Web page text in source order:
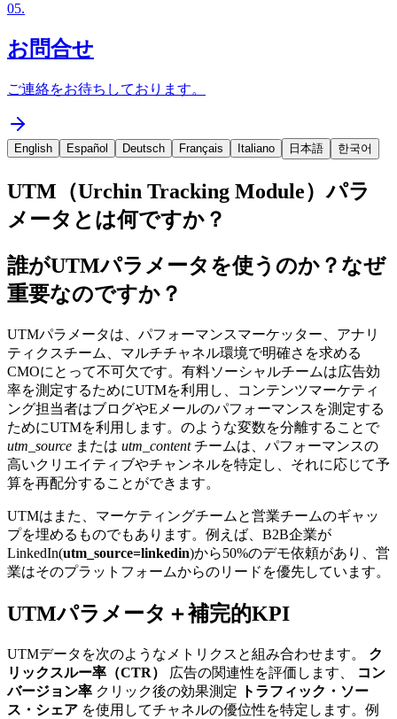
05.
お問合せ
ご連絡をお待ちしております。
English Español Deutsch Français Italiano 日本語 한국어
UTM（Urchin Tracking Module）パラ
メータとは何ですか？
誰がUTMパラメータを使うのか？なぜ
重要なのですか？
UTMパラメータは、パフォーマンスマーケッター、アナリ
ティクスチーム、マルチチャネル環境で明確さを求める
CMOにとって不可欠です。有料ソーシャルチームは広告効
率を測定するためにUTMを利用し、コンテンツマーケティ
ング担当者はブログやEメールのパフォーマンスを測定する
ためにUTMを利用します。のような変数を分離することで
utm_source または utm_contentチームは、パフォーマンスの
高いクリエイティブやチャンネルを特定し、それに応じて予
算を再配分することができます。
UTMはまた、マーケティングチームと営業チームのギャッ
プを埋めるものでもあります。例えば、B2B企業が
LinkedIn(utm_source=linkedin)から50%のデモ依頼があり、営
業はそのプラットフォームからのリードを優先しています。
UTMパラメータ＋補完的KPI
UTMデータを次のようなメトリクスと組み合わせます。 ク
リックスルー率（CTR）
広告の関連性を評価します、
コン
バージョン率 クリック後の効果測定
トラフィック・ソー
ス・シェア を使用してチャネルの優位性を特定します。例